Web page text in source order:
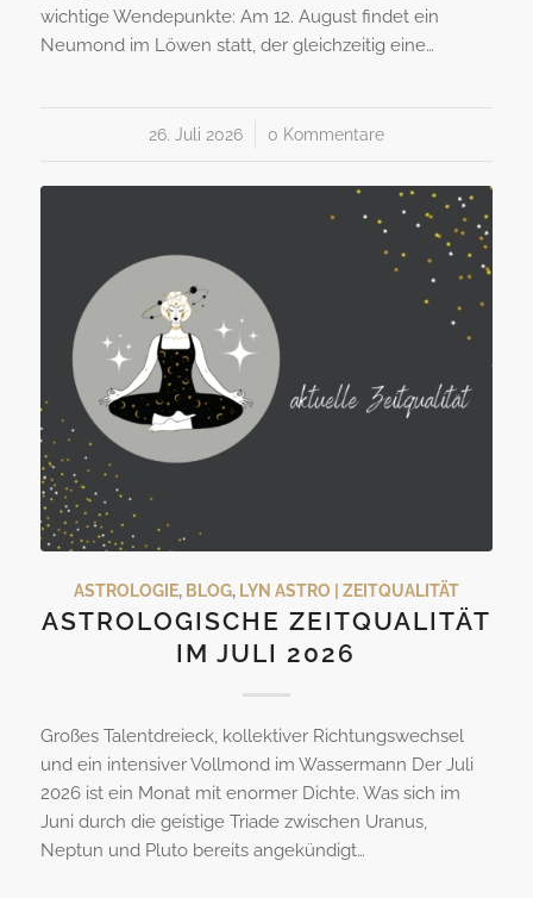
wichtige Wendepunkte: Am 12. August findet ein
Neumond im Löwen statt, der gleichzeitig eine…
26. Juli 2026
/ 0 Kommentare
ASTROLOGIE, BLOG, LYN ASTRO | ZEITQUALITÄT
ASTROLOGISCHE ZEITQUALITÄT
IM JULI 2026
Großes Talentdreieck, kollektiver Richtungswechsel
und ein intensiver Vollmond im Wassermann Der Juli
2026 ist ein Monat mit enormer Dichte. Was sich im
Juni durch die geistige Triade zwischen Uranus,
Neptun und Pluto bereits angekündigt…